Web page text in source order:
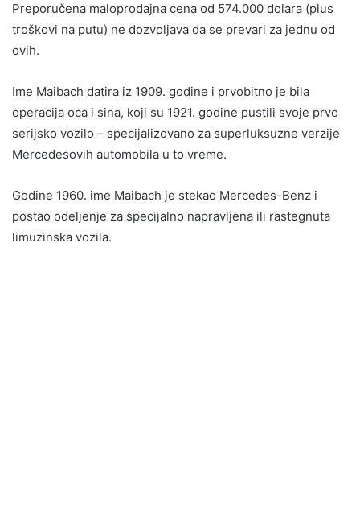
Preporučena maloprodajna cena od 574.000 dolara (plus
troškovi na putu) ne dozvoljava da se prevari za jednu od
ovih.
Ime Maibach datira iz 1909. godine i prvobitno je bila
operacija oca i sina, koji su 1921. godine pustili svoje prvo
serijsko vozilo – specijalizovano za superluksuzne verzije
Mercedesovih automobila u to vreme.
Godine 1960. ime Maibach je stekao Mercedes-Benz i
postao odeljenje za specijalno napravljena ili rastegnuta
limuzinska vozila.